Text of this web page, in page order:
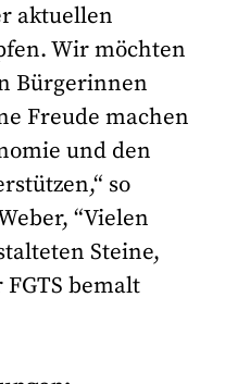
aktuellen
Wir möchten
Bürgerinnen
Freude machen
und den
so
“Vielen
Steine,
bemalt